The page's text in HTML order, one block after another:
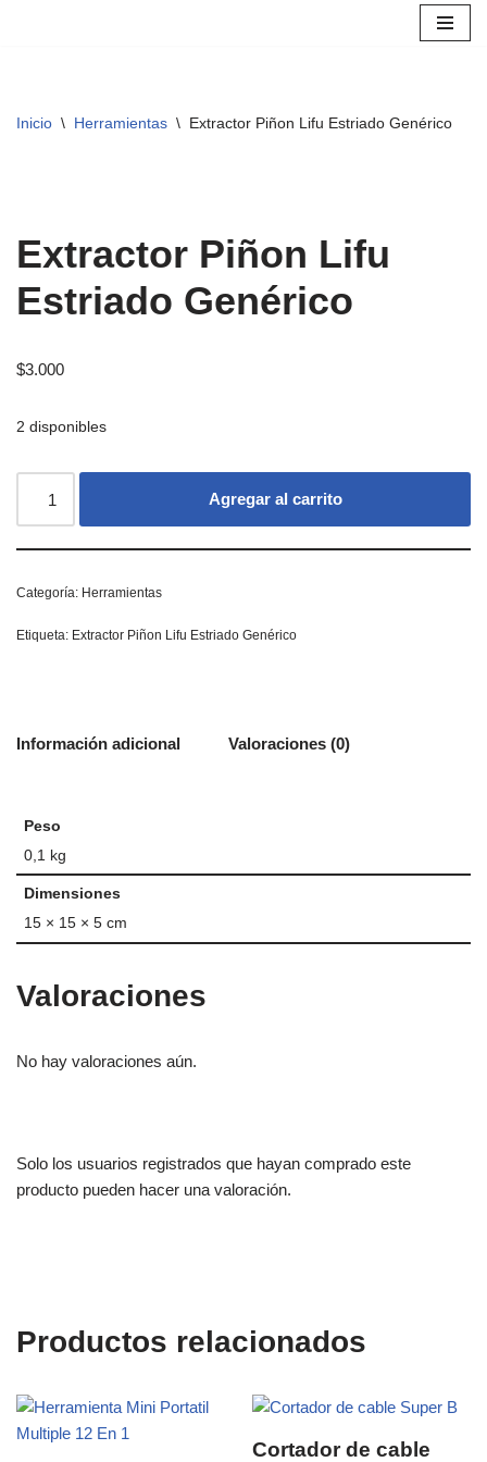
Inicio \ Herramientas \ Extractor Piñon Lifu Estriado Genérico
Extractor Piñon Lifu
Estriado Genérico
$3.000
2 disponibles
Agregar al carrito
Categoría: Herramientas
Etiqueta: Extractor Piñon Lifu Estriado Genérico
Información adicional Valoraciones (0)
Peso
0,1 kg
Dimensiones
15 × 15 × 5 cm
Valoraciones
No hay valoraciones aún.
Solo los usuarios registrados que hayan comprado este
producto pueden hacer una valoración.
Productos relacionados
Cortador de cable